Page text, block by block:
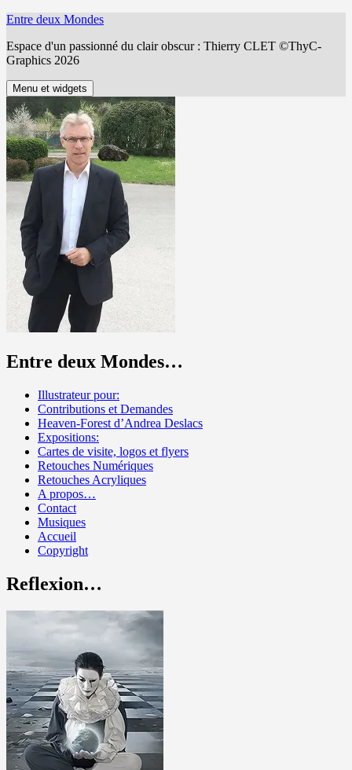
Aller
contenu
Entre deux Mondes
Espace d'un passionné du clair obscur : Thierry CLET ©ThyC-
Graphics 2026
Menu et widgets
Entre deux Mondes…
Illustrateur pour:
Contributions et Demandes
Heaven-Forest d’Andrea Deslacs
Expositions:
Cartes de visite, logos et flyers
Retouches Numériques
Retouches Acryliques
A propos…
Contact
Musiques
Accueil
Copyright
Reflexion…